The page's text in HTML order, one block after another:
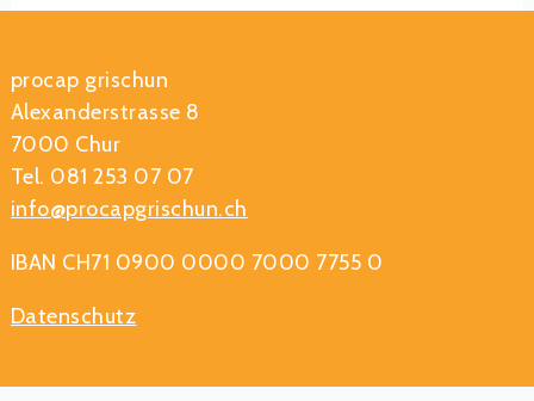
procap grischun
Alexanderstrasse 8
7000 Chur
Tel. 081 253 07 07
info@procapgrischun.ch
IBAN CH71 0900 0000 7000 7755 0
Datenschutz